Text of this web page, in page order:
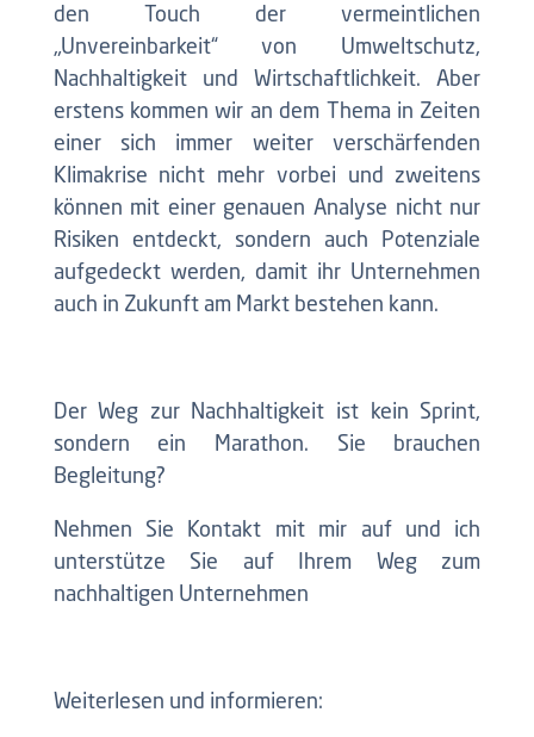
den Touch der vermeintlichen
„Unvereinbarkeit“ von Umweltschutz,
Nachhaltigkeit und Wirtschaftlichkeit. Aber
erstens kommen wir an dem Thema in Zeiten
einer sich immer weiter verschärfenden
Klimakrise nicht mehr vorbei und zweitens
können mit einer genauen Analyse nicht nur
Risiken entdeckt, sondern auch Potenziale
aufgedeckt werden, damit ihr Unternehmen
auch in Zukunft am Markt bestehen kann.
Der Weg zur Nachhaltigkeit ist kein Sprint,
sondern ein Marathon. Sie brauchen
Begleitung?
Nehmen Sie Kontakt mit mir auf und ich
unterstütze Sie auf Ihrem Weg zum
nachhaltigen Unternehmen
Weiterlesen und informieren: